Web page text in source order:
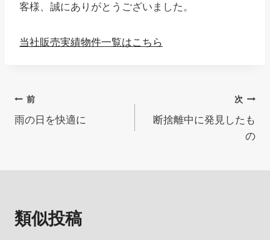
客様、誠にありがとうございました。
当社販売実績物件一覧はこちら
投
稿
ー
前
雨の日を快適に
次
断捨離中に発見したも
の
類似投稿